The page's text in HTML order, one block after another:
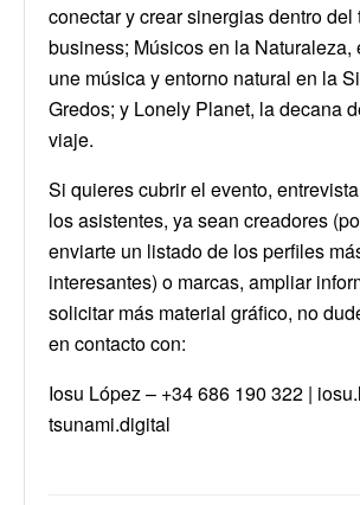
conectar y crear sinergias dentro del
business; Músicos en la Naturaleza,
une música y entorno natural en la
Gredos; y Lonely Planet, la decana
viaje.
Si quieres cubrir el evento,
los asistentes, ya sean creadores
enviarte un listado de los perfiles
interesantes) o marcas, ampliar
solicitar más material gráfico, no
en contacto con:
Iosu López – +34 686 190 322 |
tsunami.digital